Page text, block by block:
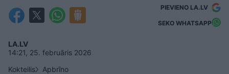
PIEVIENO LA.LV
SEKO WHATSAPP
LA.LV
14:21, 25. februāris 2026
Kokteilis
Apbrīno